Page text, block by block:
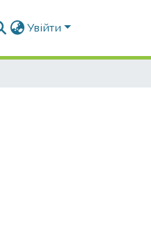
Увійти